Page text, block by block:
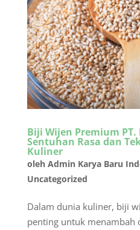
Biji Wijen Premium
Sentuhan Rasa dan
Kuliner
oleh Admin Karya Baru
Uncategorized
Dalam dunia kuliner, biji
penting untuk menambah